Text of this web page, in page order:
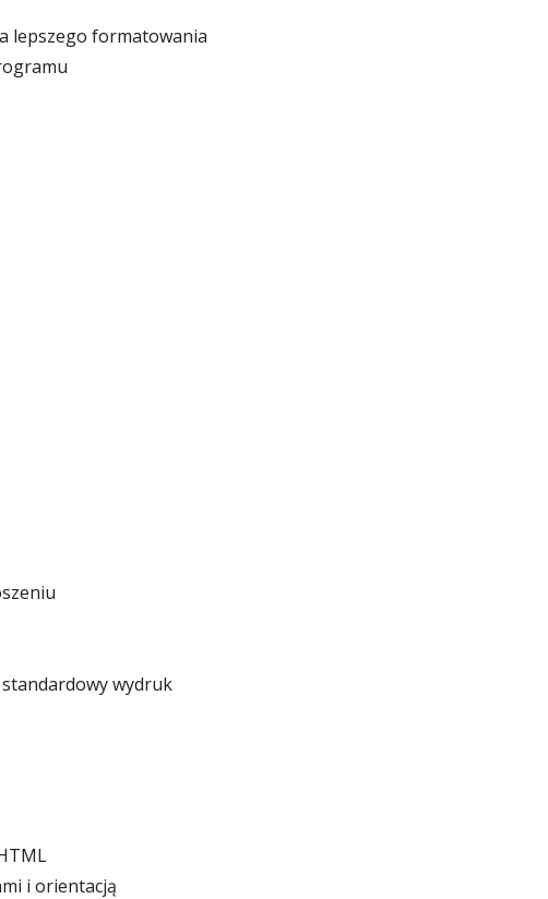
lepszego formatowania
wydruk
i orientacją